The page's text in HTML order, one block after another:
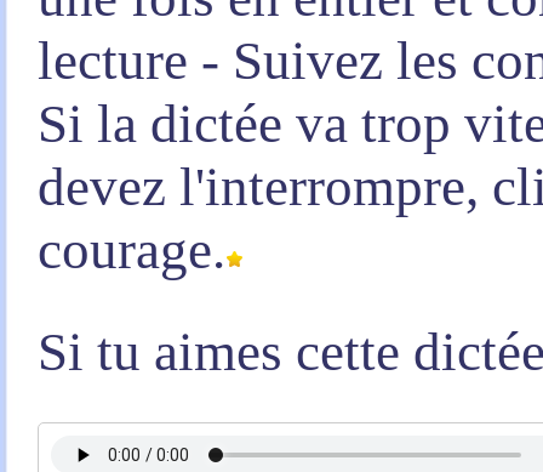
lecture - Suivez les
Si la dictée va trop
devez l'interrompre,
courage.
Si tu aimes cette